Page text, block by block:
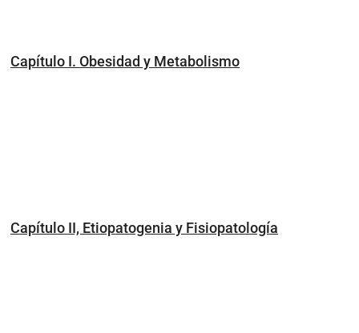
Capítulo I. Obesidad y Metabolismo
Capítulo II, Etiopatogenia y Fisiopatología